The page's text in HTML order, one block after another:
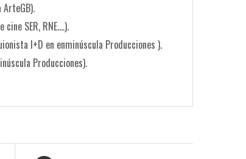
SER, RNE….).
I+D en enminúscula Producciones ).
Producciones).